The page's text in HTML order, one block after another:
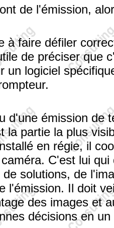
de l'émission,
à faire défiler
de préciser que
un logiciel
d'une émission de
la partie la plus
en régie, il
C'est lui
de solutions, de
l'émission. Il doit
des images et
décisions en